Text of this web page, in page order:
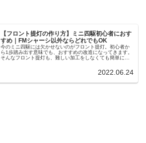
【フロント提灯の作り方】ミニ四駆初心者におす
すめ｜FMシャーシ以外ならどれでもOK
今のミニ四駆には欠かせないのがフロント提灯。初心者か
ら1歩踏み出す意味でも、おすすめの改造になってきます。
そんなフロント提灯も、難しい加工をしなくても簡単に作
2022.06.24